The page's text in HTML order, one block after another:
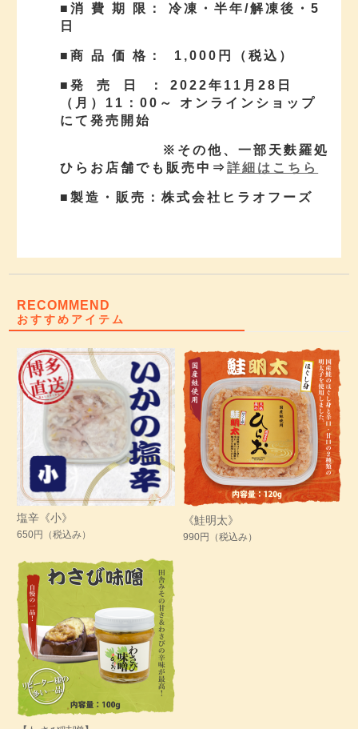
■消 費 期 限： 冷凍・半年/解凍後・5
日
■商 品 価 格： 1,000円（税込）
■発 売 日 ： 2022年11月28日
（月）11：00～ オンラインショップ
にて発売開始
※その他、一部天麩羅処
ひらお店舗でも販売中⇒詳細はこちら
■製造・販売：株式会社ヒラオフーズ
RECOMMEND
おすすめアイテム
塩辛《小》
650円 （税込み）
《鮭明太》
990円 （税込み）